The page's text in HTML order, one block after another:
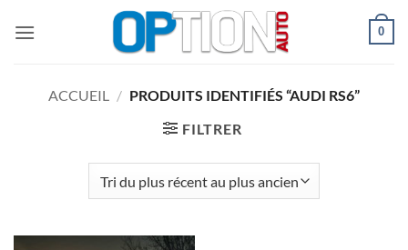
0
ACCUEIL / PRODUITS IDENTIFIÉS “AUDI RS6”
FILTRER